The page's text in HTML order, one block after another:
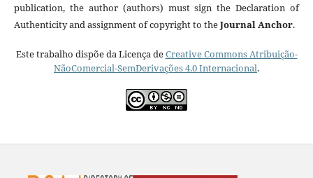
publication, the author (authors) must sign the Declaration of
Authenticity and assignment of copyright to theJournal Anchor.
Este trabalho dispõe da Licença deCreative Commons Atribuição-
NãoComercial-SemDerivações 4.0 Internacional.